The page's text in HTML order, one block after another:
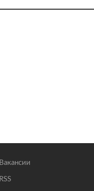
Вакансии
RSS